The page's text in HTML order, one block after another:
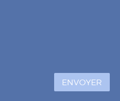
ENVOYER